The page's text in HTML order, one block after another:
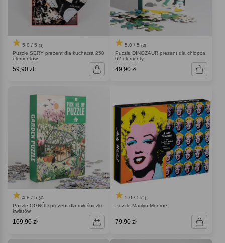
5.0 / 5 (1)
Puzzle SERY prezent dla kucharza 250
elementów
59,90 zł
5.0 / 5 (3)
Puzzle DINOZAUR prezent dla chłopca
62 elementy
49,90 zł
4.8 / 5 (4)
Puzzle OGRÓD prezent dla miłośniczki
kwiatów
109,90 zł
5.0 / 5 (1)
Puzzle Marilyn Monroe
79,90 zł